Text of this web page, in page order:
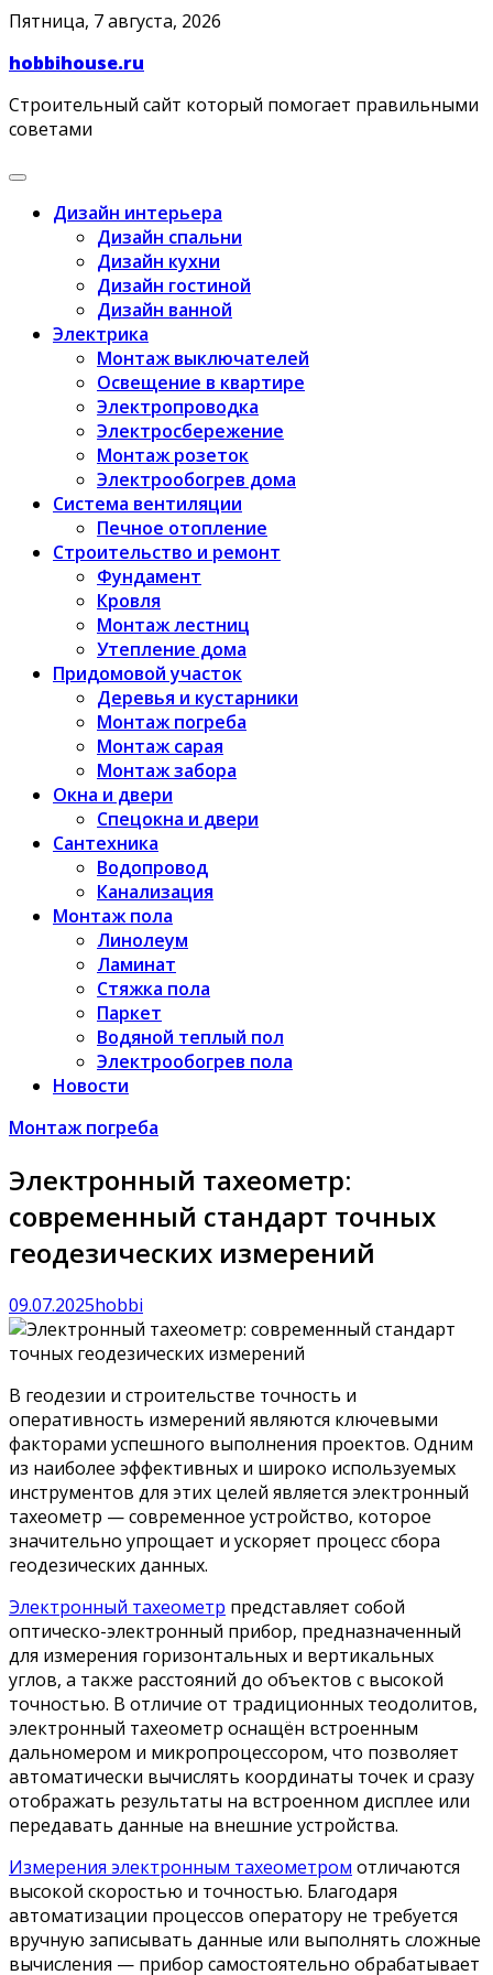
Skip
content
Пятница, 7 августа, 2026
hobbihouse.ru
Строительный сайт который помогает правильными
советами
Дизайн интерьера
Дизайн спальни
Дизайн кухни
Дизайн гостиной
Дизайн ванной
Электрика
Монтаж выключателей
Освещение в квартире
Электропроводка
Электросбережение
Монтаж розеток
Электрообогрев дома
Система вентиляции
Печное отопление
Строительство и ремонт
Фундамент
Кровля
Монтаж лестниц
Утепление дома
Придомовой участок
Деревья и кустарники
Монтаж погреба
Монтаж сарая
Монтаж забора
Окна и двери
Спецокна и двери
Сантехника
Водопровод
Канализация
Монтаж пола
Линолеум
Ламинат
Стяжка пола
Паркет
Водяной теплый пол
Электрообогрев пола
Новости
Монтаж погреба
Электронный тахеометр:
современный стандарт точных
геодезических измерений
09.07.2025hobbi
В геодезии и строительстве точность и
оперативность измерений являются ключевыми
факторами успешного выполнения проектов. Одним
из наиболее эффективных и широко используемых
инструментов для этих целей является электронный
тахеометр — современное устройство, которое
значительно упрощает и ускоряет процесс сбора
геодезических данных.
Электронный тахеометр представляет собой
оптическо-электронный прибор, предназначенный
для измерения горизонтальных и вертикальных
углов, а также расстояний до объектов с высокой
точностью. В отличие от традиционных теодолитов,
электронный тахеометр оснащён встроенным
дальномером и микропроцессором, что позволяет
автоматически вычислять координаты точек и сразу
отображать результаты на встроенном дисплее или
передавать данные на внешние устройства.
Измерения электронным тахеометром отличаются
высокой скоростью и точностью. Благодаря
автоматизации процессов оператору не требуется
вручную записывать данные или выполнять сложные
вычисления — прибор самостоятельно обрабатывает